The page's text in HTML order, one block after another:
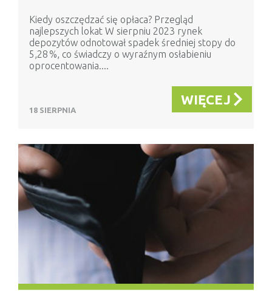
Kiedy oszczędzać się opłaca? Przegląd
najlepszych lokat W sierpniu 2023 rynek
depozytów odnotował spadek średniej stopy do
5,28 %, co świadczy o wyraźnym osłabieniu
oprocentowania....
18 SIERPNIA
WIĘCEJ